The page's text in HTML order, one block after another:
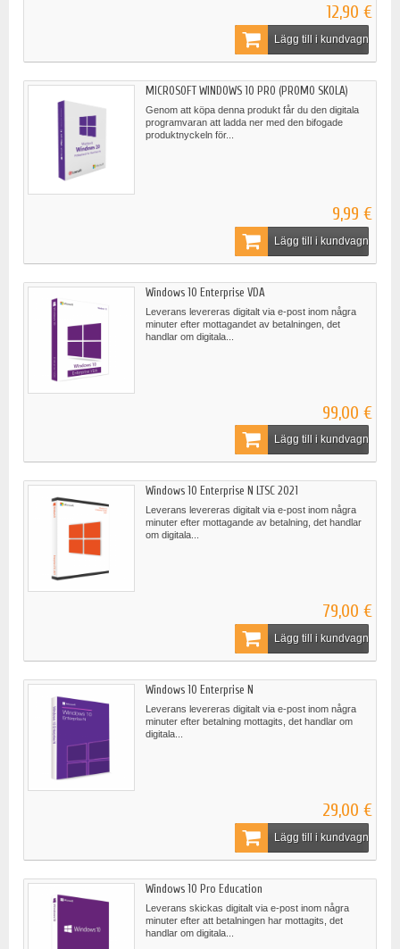
12,90 €
Lägg till i kundvagn
MICROSOFT WINDOWS 10 PRO (PROMO SKOLA)
Genom att köpa denna produkt får du den digitala
programvaran att ladda ner med den bifogade
produktnyckeln för...
9,99 €
Lägg till i kundvagn
Windows 10 Enterprise VDA
Leverans levereras digitalt via e-post inom några
minuter efter mottagandet av betalningen, det
handlar om digitala...
99,00 €
Lägg till i kundvagn
Windows 10 Enterprise N LTSC 2021
Leverans levereras digitalt via e-post inom några
minuter efter mottagande av betalning, det handlar
om digitala...
79,00 €
Lägg till i kundvagn
Windows 10 Enterprise N
Leverans levereras digitalt via e-post inom några
minuter efter betalning mottagits, det handlar om
digitala...
29,00 €
Lägg till i kundvagn
Windows 10 Pro Education
Leverans skickas digitalt via e-post inom några
minuter efter att betalningen har mottagits, det
handlar om digitala...